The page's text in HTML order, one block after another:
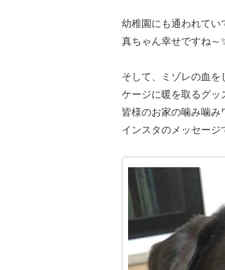
幼稚園にも通われてい
真ちゃん幸せですね～
そして、ミゾレの血
ケージに暖を取るグッ
皆様のお家の噛み噛
インスタのメッセージ